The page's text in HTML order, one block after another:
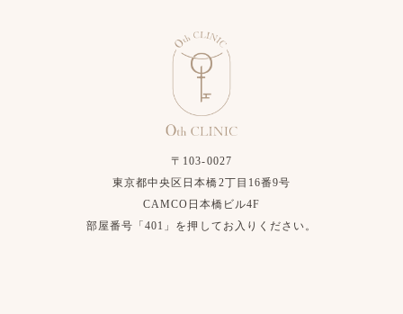
〒103-0027
東京都中央区日本橋2丁目16番9号
CAMCO日本橋ビル4F
部屋番号「401」を押してお入りください。